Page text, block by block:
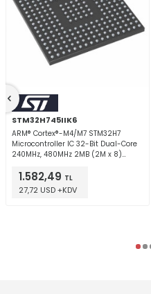
STM32H745IIK6
ARM® Cortex®-M4/M7 STM32H7
Microcontroller IC 32-Bit Dual-Core
240MHz, 480MHz 2MB (2M x 8)
1.582,49 TL
27,72 USD +KDV